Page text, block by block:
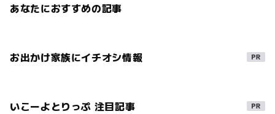
あなたにおすすめの記事
お出かけ家族にイチオシ情報
いこーよとりっぷ 注目記事